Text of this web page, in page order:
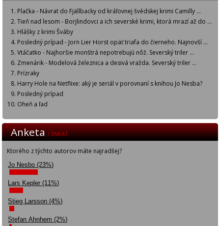
Plačka - Návrat do Fjällbacky od kráľovnej švédskej krimi Camilly ...
Tieň nad lesom - Borjlindovci a ich severské krimi, ktorá mrazí až do ...
Hlášky z krimi Šváby
Posledný prípad - Jorn Lier Horst opäť triafa do čierneho. Najnovší ...
Vtáčatko - Najhoršie monštrá nepotrebujú nôž. Severský triler ...
Zmenárik - Modelová železnica a desivá vražda. Severský triler ...
Prízraky
Harry Hole na Netflixe: aký je seriál v porovnaní s knihou Jo Nesba?
Posledný prípad
Oheň a ľad
Anketa/ ENKÄT
Ktorého z týchto autorov máte najradšej?
Jo Nesbo (23%)
Lars Kepler (11%)
Stieg Larsson (4%)
Stefan Ahnhem (2%)